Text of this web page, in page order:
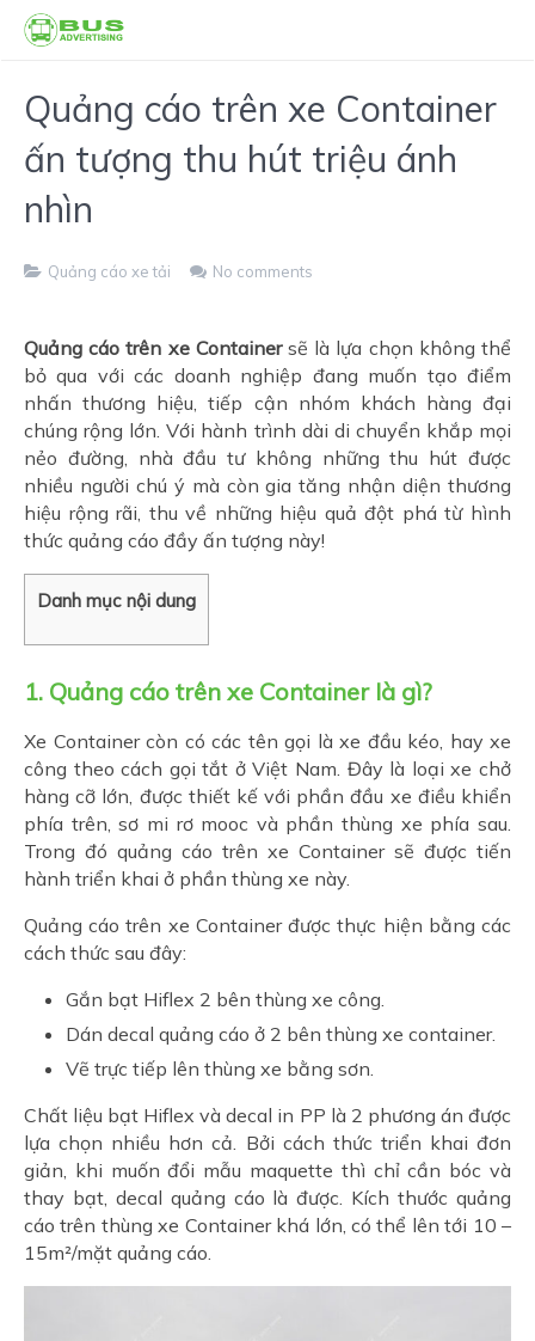
Quảng cáo trên xe Container
ấn tượng thu hút triệu ánh
nhìn
Quảng cáo xe tải No comments
Quảng cáo trên xe Container sẽ là lựa chọn không thể
bỏ qua với các doanh nghiệp đang muốn tạo điểm
nhấn thương hiệu, tiếp cận nhóm khách hàng đại
chúng rộng lớn. Với hành trình dài di chuyển khắp mọi
nẻo đường, nhà đầu tư không những thu hút được
nhiều người chú ý mà còn gia tăng nhận diện thương
hiệu rộng rãi, thu về những hiệu quả đột phá từ hình
thức quảng cáo đầy ấn tượng này!
Danh mục nội dung
1. Quảng cáo trên xe Container là gì?
Xe Container còn có các tên gọi là xe đầu kéo, hay xe
công theo cách gọi tắt ở Việt Nam. Đây là loại xe chở
hàng cỡ lớn, được thiết kế với phần đầu xe điều khiển
phía trên, sơ mi rơ mooc và phần thùng xe phía sau.
Trong đó quảng cáo trên xe Container sẽ được tiến
hành triển khai ở phần thùng xe này.
Quảng cáo trên xe Container được thực hiện bằng các
cách thức sau đây:
Gắn bạt Hiflex 2 bên thùng xe công.
Dán decal quảng cáo ở 2 bên thùng xe container.
Vẽ trực tiếp lên thùng xe bằng sơn.
Chất liệu bạt Hiflex và decal in PP là 2 phương án được
lựa chọn nhiều hơn cả. Bởi cách thức triển khai đơn
giản, khi muốn đổi mẫu maquette thì chỉ cần bóc và
thay bạt, decal quảng cáo là được. Kích thước quảng
cáo trên thùng xe Container khá lớn, có thể lên tới 10 –
15m²/mặt quảng cáo.